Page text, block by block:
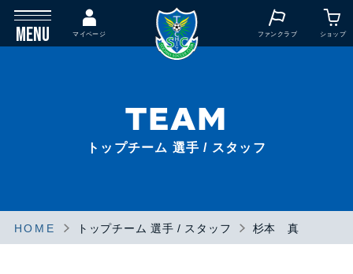
MENU マイページ ファンクラブ ショップ
TEAM
トップチーム 選手 / スタッフ
HOME トップチーム 選手 / スタッフ 杉本 真